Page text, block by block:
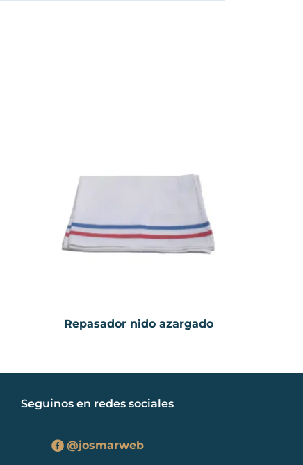
Repasador nido azargado
Seguinos en redes sociales
@josmarweb